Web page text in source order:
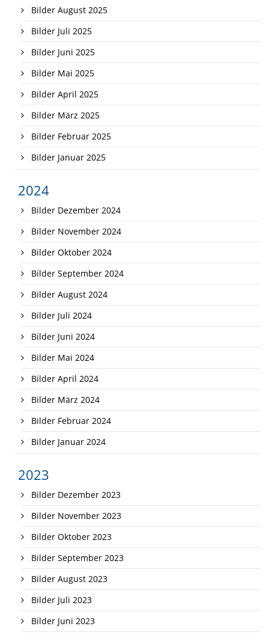
Bilder August 2025
Bilder Juli 2025
Bilder Juni 2025
Bilder Mai 2025
Bilder April 2025
Bilder März 2025
Bilder Februar 2025
Bilder Januar 2025
2024
Bilder Dezember 2024
Bilder November 2024
Bilder Oktober 2024
Bilder September 2024
Bilder August 2024
Bilder Juli 2024
Bilder Juni 2024
Bilder Mai 2024
Bilder April 2024
Bilder März 2024
Bilder Februar 2024
Bilder Januar 2024
2023
Bilder Dezember 2023
Bilder November 2023
Bilder Oktober 2023
Bilder September 2023
Bilder August 2023
Bilder Juli 2023
Bilder Juni 2023